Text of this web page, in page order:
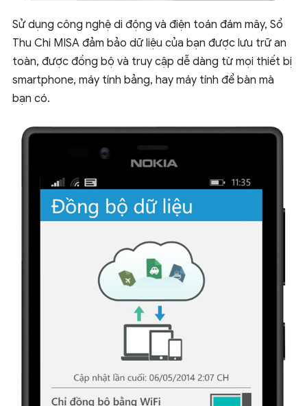
Sử dụng công nghệ di động và điện toán đám mây, Sổ
Thu Chi MISA đảm bảo dữ liệu của bạn được lưu trữ an
toàn, được đồng bộ và truy cập dễ dàng từ mọi thiết bị
smartphone, máy tính bảng, hay máy tính để bàn mà
bạn có.